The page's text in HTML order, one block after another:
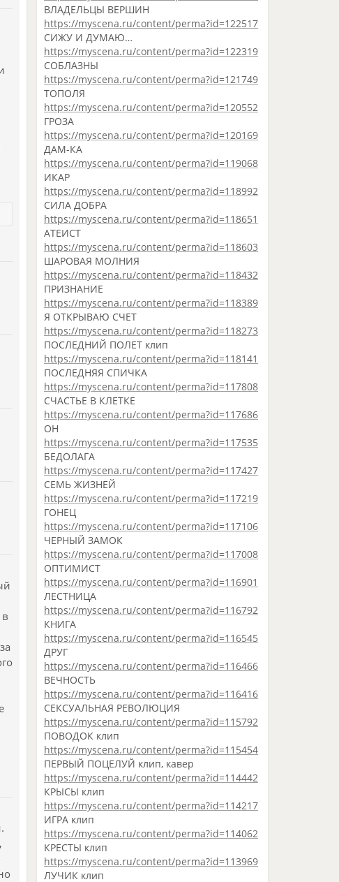
ВЛАДЕЛЬЦЫ ВЕРШИН
https://myscena.ru/content/perma?id=122517
СИЖУ И ДУМАЮ…
https://myscena.ru/content/perma?id=122319
СОБЛАЗНЫ
https://myscena.ru/content/perma?id=121749
ТОПОЛЯ
https://myscena.ru/content/perma?id=120552
ГРОЗА
https://myscena.ru/content/perma?id=120169
ДАМ-КА
https://myscena.ru/content/perma?id=119068
ИКАР
https://myscena.ru/content/perma?id=118992
СИЛА ДОБРА
https://myscena.ru/content/perma?id=118651
АТЕИСТ
https://myscena.ru/content/perma?id=118603
ШАРОВАЯ МОЛНИЯ
https://myscena.ru/content/perma?id=118432
ПРИЗНАНИЕ
https://myscena.ru/content/perma?id=118389
Я ОТКРЫВАЮ СЧЕТ
https://myscena.ru/content/perma?id=118273
ПОСЛЕДНИЙ ПОЛЕТ клип
https://myscena.ru/content/perma?id=118141
ПОСЛЕДНЯЯ СПИЧКА
https://myscena.ru/content/perma?id=117808
СЧАСТЬЕ В КЛЕТКЕ
https://myscena.ru/content/perma?id=117686
ОН
https://myscena.ru/content/perma?id=117535
БЕДОЛАГА
https://myscena.ru/content/perma?id=117427
СЕМЬ ЖИЗНЕЙ
https://myscena.ru/content/perma?id=117219
ГОНЕЦ
https://myscena.ru/content/perma?id=117106
ЧЕРНЫЙ ЗАМОК
https://myscena.ru/content/perma?id=117008
ОПТИМИСТ
https://myscena.ru/content/perma?id=116901
ЛЕСТНИЦА
https://myscena.ru/content/perma?id=116792
КНИГА
https://myscena.ru/content/perma?id=116545
ДРУГ
https://myscena.ru/content/perma?id=116466
ВЕЧНОСТЬ
https://myscena.ru/content/perma?id=116416
СЕКСУАЛЬНАЯ РЕВОЛЮЦИЯ
https://myscena.ru/content/perma?id=115792
ПОВОДОК клип
https://myscena.ru/content/perma?id=115454
ПЕРВЫЙ ПОЦЕЛУЙ клип, кавер
https://myscena.ru/content/perma?id=114442
КРЫСЫ клип
https://myscena.ru/content/perma?id=114217
ИГРА клип
https://myscena.ru/content/perma?id=114062
КРЕСТЫ клип
https://myscena.ru/content/perma?id=113969
ЛУЧИК клип